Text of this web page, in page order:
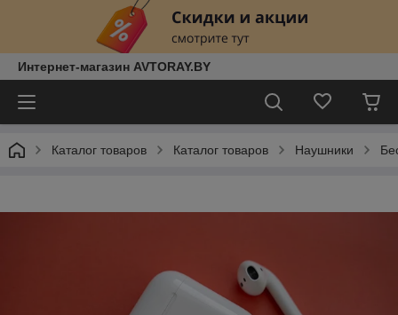
Интернет-магазин AVTORAY.BY
Каталог товаров Каталог товаров Наушники